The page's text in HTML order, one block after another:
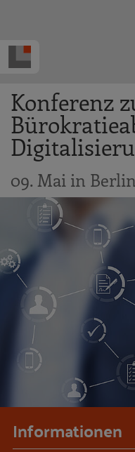
Konferenz
09. Mai in Berlin
Informationen